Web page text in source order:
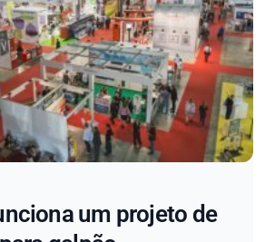
um projeto de